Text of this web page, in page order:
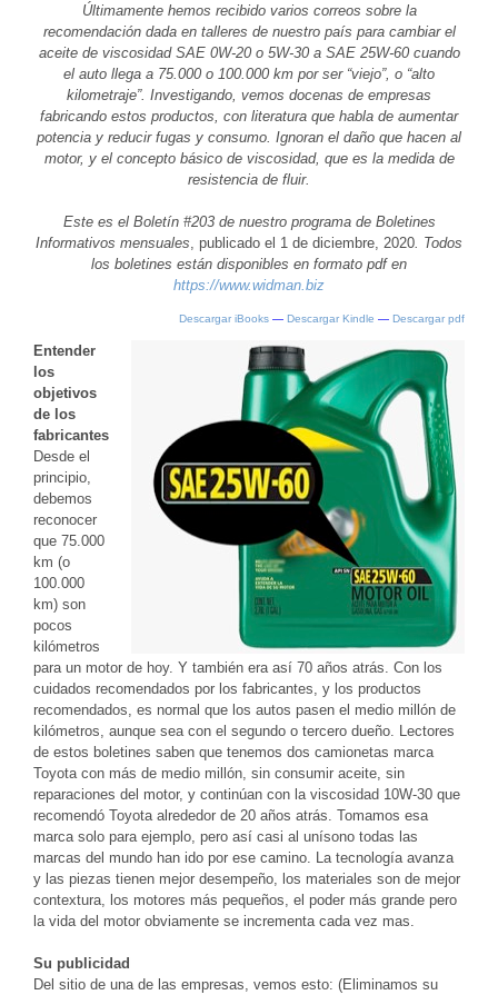
Últimamente hemos recibido varios correos sobre la
recomendación dada en talleres de nuestro país para cambiar el
aceite de viscosidad SAE 0W-20 o 5W-30 a SAE 25W-60 cuando
el auto llega a 75.000 o 100.000 km por ser “viejo”, o “alto
kilometraje”. Investigando, vemos docenas de empresas
fabricando estos productos, con literatura que habla de aumentar
potencia y reducir fugas y consumo. Ignoran el daño que hacen al
motor, y el concepto básico de viscosidad, que es la medida de
resistencia de fluir.
Este es el Boletín #203 de nuestro programa de Boletines
Informativos mensuales , publicado el 1 de diciembre, 2020 . Todos
los boletines están disponibles en formato pdf en
https://www.widman.biz
Descargar iBooks — Descargar Kindle — Descargar pdf
Entender
los
objetivos
de los
fabricantes
Desde el
principio,
debemos
reconocer
que 75.000
km (o
100.000
km) son
pocos
kilómetros
para un motor de hoy. Y también era así 70 años atrás. Con los
cuidados recomendados por los fabricantes, y los productos
recomendados, es normal que los autos pasen el medio millón de
kilómetros, aunque sea con el segundo o tercero dueño. Lectores
de estos boletines saben que tenemos dos camionetas marca
Toyota con más de medio millón, sin consumir aceite, sin
reparaciones del motor, y continúan con la viscosidad 10W-30 que
recomendó Toyota alrededor de 20 años atrás. Tomamos esa
marca solo para ejemplo, pero así casi al unísono todas las
marcas del mundo han ido por ese camino. La tecnología avanza
y las piezas tienen mejor desempeño, los materiales son de mejor
contextura, los motores más pequeños, el poder más grande pero
la vida del motor obviamente se incrementa cada vez mas.
Su publicidad
Del sitio de una de las empresas, vemos esto: (Eliminamos su